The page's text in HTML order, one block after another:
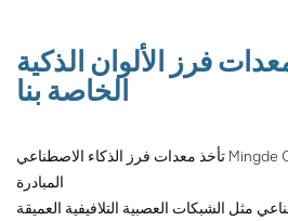
فرز الألوان الذكية
الخاصة بنا
تأخذ معدات فرز الذكاء الاصطناعي Mingde Optoelectronics زمام
المبادرة
مثل الشبكات العصبية التلافيفية العميقة